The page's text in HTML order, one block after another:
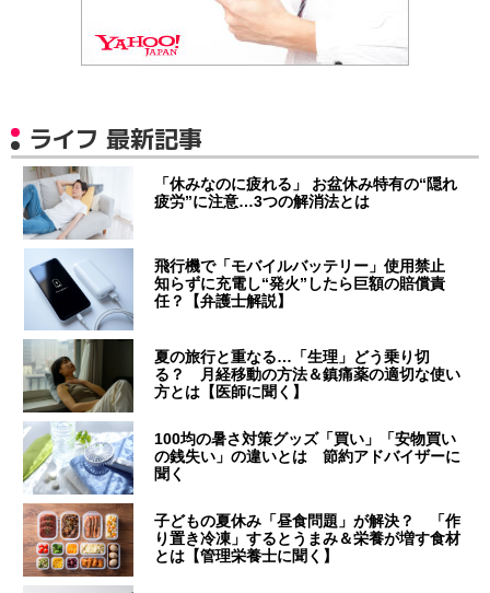
ライフ 最新記事
「休みなのに疲れる」 お盆休み特有の“隠れ
疲労”に注意…3つの解消法とは
飛行機で「モバイルバッテリー」使用禁止
知らずに充電し“発火”したら巨額の賠償責
任？【弁護士解説】
夏の旅行と重なる…「生理」どう乗り切
る？ 月経移動の方法＆鎮痛薬の適切な使い
方とは【医師に聞く】
100均の暑さ対策グッズ「買い」「安物買い
の銭失い」の違いとは 節約アドバイザーに
聞く
子どもの夏休み「昼食問題」が解決？ 「作
り置き冷凍」するとうまみ＆栄養が増す食材
とは【管理栄養士に聞く】